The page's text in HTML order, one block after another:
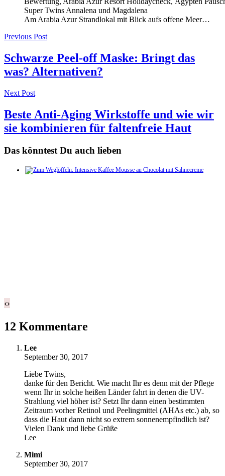
Am Arabia Azur Strandlokal mit Blick aufs offene Meer…
Post
navigation
Previous Post
Schwarze Peel-off Maske: Bringt das
was? Alternativen?
Next Post
Beste Anti-Aging Wirkstoffe und wie wir
sie kombinieren für faltenfreie Haut
Das könntest Du auch lieben
‹›
12 Kommentare
Lee
September 30, 2017
Liebe Twins,
danke für den Bericht. Wie macht Ihr es denn mit der Pflege
wenn Ihr in solche heißen Länder fahrt in denen die UV-
Strahlung viel höher ist? Setzt Ihr dann einen bestimmten
Zeitraum vorher Retinol und Peelingmittel (AHAs etc.) ab, so
dass die Haut dann nicht so extrem sonnenempfindlich ist?
Vielen Dank und liebe Grüße
Lee
Mimi
September 30, 2017